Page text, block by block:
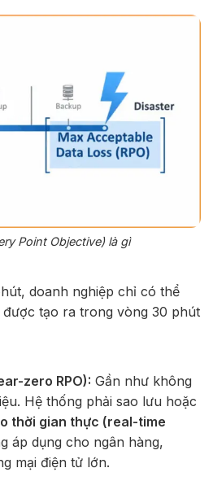
Point Objective) là gì
doanh nghiệp chỉ có thể
tạo ra trong vòng 30 phút
zero RPO): Gần như không
Hệ thống phải sao lưu hoặc
thời gian thực (real-time
áp dụng cho ngân hàng,
mại điện tử lớn.